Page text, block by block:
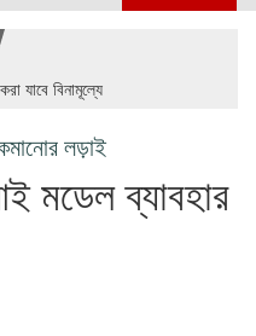
যাবে বিনামূল্যে
লড়াই
মডেল ব্যাবহার